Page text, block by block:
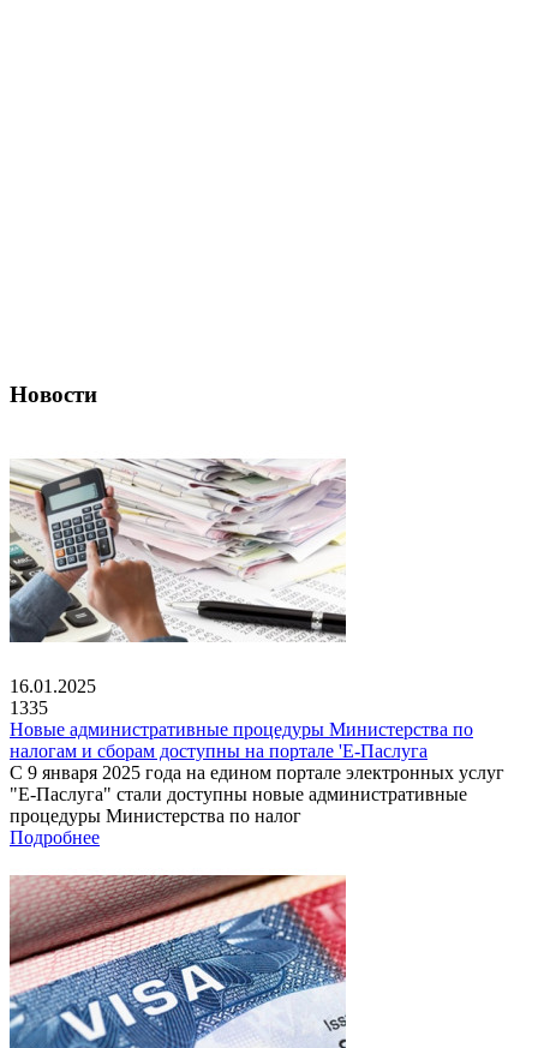
Новости
16.01.2025
1335
Новые административные процедуры Министерства по
налогам и сборам доступны на портале 'Е-Паслуга
С 9 января 2025 года на едином портале электронных услуг
"Е-Паслуга" стали доступны новые административные
процедуры Министерства по налог
Подробнее